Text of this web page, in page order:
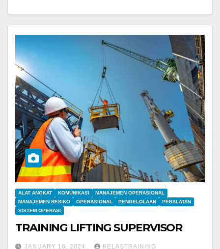
ALAT ANGKAT KOMUNIKASI
MANAJEMEN OPERASIONAL
MANAJEMEN RESIKO
OPERASIONAL PENGELOLAAN
PERALATAN
SISTEM OPERASI
TRAINING LIFTING SUPERVISOR
JANUARY 16, 2024 KELASTRAINING